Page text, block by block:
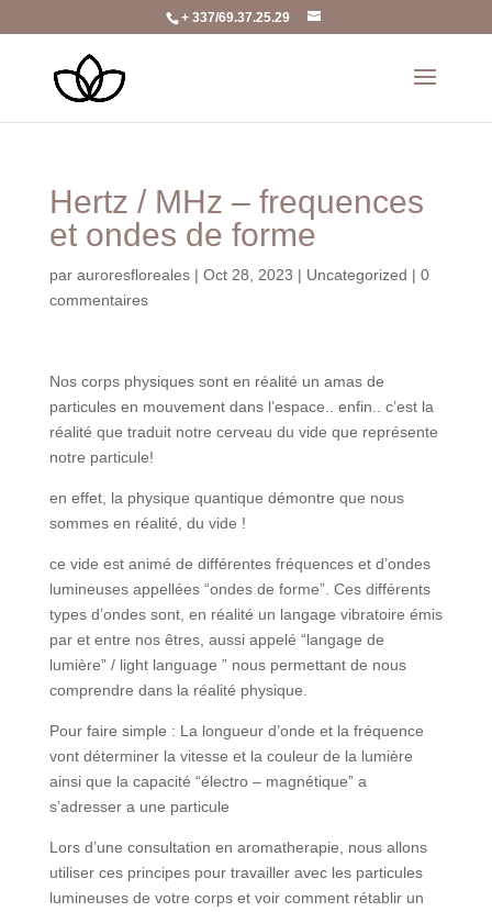
+ 337/69.37.25.29
Hertz / MHz – frequences
et ondes de forme
par auroresfloreales| Oct 28, 2023 | Uncategorized | 0
commentaires
Nos corps physiques sont en réalité un amas de
particules en mouvement dans l’espace.. enfin.. c’est la
réalité que traduit notre cerveau du vide que représente
notre particule!
en effet, la physique quantique démontre que nous
sommes en réalité, du vide !
ce vide est animé de différentes fréquences et d’ondes
lumineuses appellées “ondes de forme”. Ces différents
types d’ondes sont, en réalité un langage vibratoire émis
par et entre nos êtres, aussi appelé “langage de
lumière” / light language ” nous permettant de nous
comprendre dans la réalité physique.
Pour faire simple : La longueur d’onde et la fréquence
vont déterminer la vitesse et la couleur de la lumière
ainsi que la capacité “électro – magnétique” a
s’adresser a une particule
Lors d’une consultation en aromatherapie, nous allons
utiliser ces principes pour travailler avec les particules
lumineuses de votre corps et voir comment rétablir un